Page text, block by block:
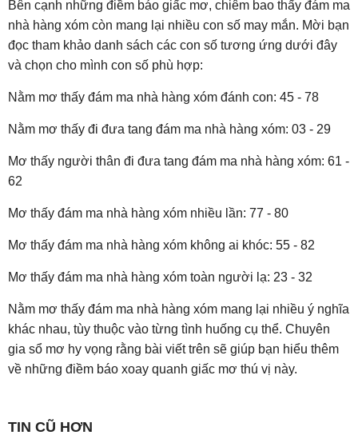
Bên cạnh những điềm báo giấc mơ, chiêm bao thấy đám ma
nhà hàng xóm còn mang lại nhiều con số may mắn. Mời bạn
đọc tham khảo danh sách các con số tương ứng dưới đây
và chọn cho mình con số phù hợp:
Nằm mơ thấy đám ma nhà hàng xóm đánh con: 45 - 78
Nằm mơ thấy đi đưa tang đám ma nhà hàng xóm: 03 - 29
Mơ thấy người thân đi đưa tang đám ma nhà hàng xóm: 61 -
62
Mơ thấy đám ma nhà hàng xóm nhiều lần: 77 - 80
Mơ thấy đám ma nhà hàng xóm không ai khóc: 55 - 82
Mơ thấy đám ma nhà hàng xóm toàn người lạ: 23 - 32
Nằm mơ thấy đám ma nhà hàng xóm mang lại nhiều ý nghĩa
khác nhau, tùy thuộc vào từng tình huống cụ thể. Chuyên
gia sổ mơ hy vọng rằng bài viết trên sẽ giúp bạn hiểu thêm
về những điềm báo xoay quanh giấc mơ thú vị này.
TIN CŨ HƠN